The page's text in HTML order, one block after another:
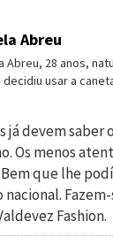
Abreu
Abreu, 28 anos,
decidiu usar a
já devem
Os menos
que lhe
Fashion.